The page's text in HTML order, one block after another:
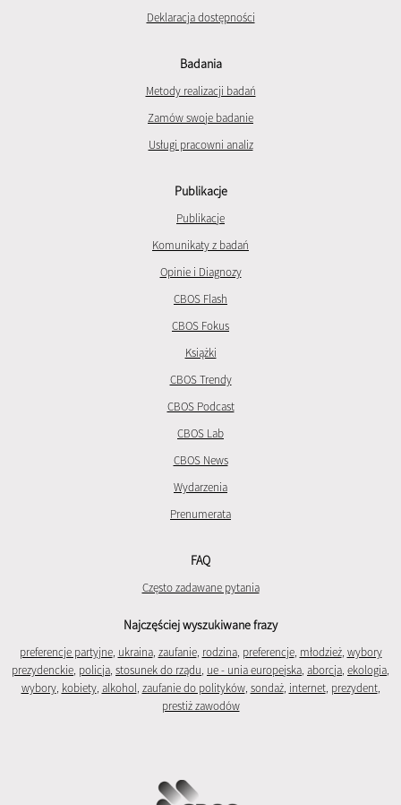
Deklaracja dostępności
Badania
Metody realizacji badań
Zamów swoje badanie
Usługi pracowni analiz
Publikacje
Publikacje
Komunikaty z badań
Opinie i Diagnozy
CBOS Flash
CBOS Fokus
Książki
CBOS Trendy
CBOS Podcast
CBOS Lab
CBOS News
Wydarzenia
Prenumerata
FAQ
Często zadawane pytania
Najczęściej wyszukiwane frazy
preferencje partyjne, ukraina, zaufanie, rodzina, preferencje, młodzież, wybory
prezydenckie, policja, stosunek do rządu, ue - unia europejska, aborcja, ekologia,
wybory, kobiety, alkohol, zaufanie do polityków, sondaż, internet, prezydent,
prestiż zawodów